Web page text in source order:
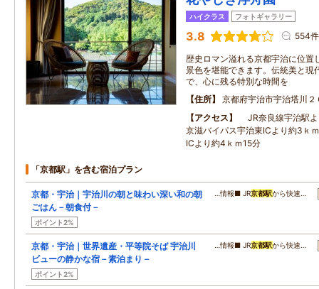
ハイクラス フォトギャラリー
3.8 554件
歴史ロマン溢れる京都宇治に位置
景色を堪能できます。伝統美と現
で、心に残る特別な時間を
住所
京都府宇治市宇治塔川２
アクセス
JR奈良線宇治駅
京滋バイパス宇治東ICより約3
ICより約4ｋｍ15分
「京都駅」を含む宿泊プラン
京都・宇治｜宇治川の朝と味わい深い和の朝
ごはん－朝食付－
ポイント2%
…情報■ JR京都駅から快速…
京都・宇治｜世界遺産・平等院そば 宇治川
ビューの静かな宿－素泊まり－
ポイント2%
…情報■ JR京都駅から快速…